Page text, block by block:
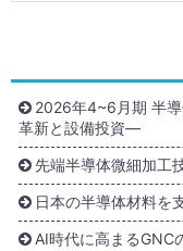
2026年4~6月期 半
革新と設備投資―
先端半導体微細加工
日本の半導体材料を
AI時代に高まるGNC